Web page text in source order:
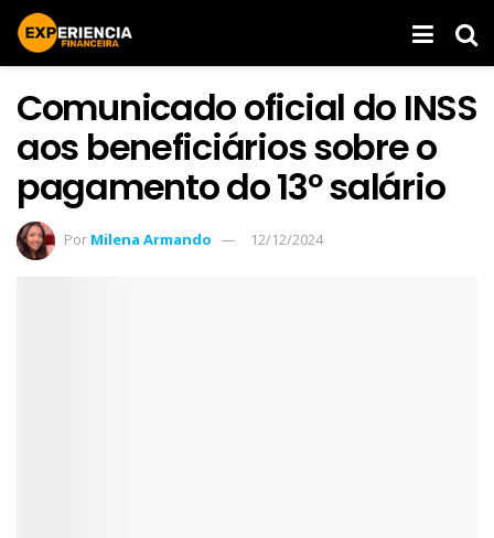
Comunicado oficial do INSS
aos beneficiários sobre o
pagamento do 13º salário
Por Milena Armando 12/12/2024